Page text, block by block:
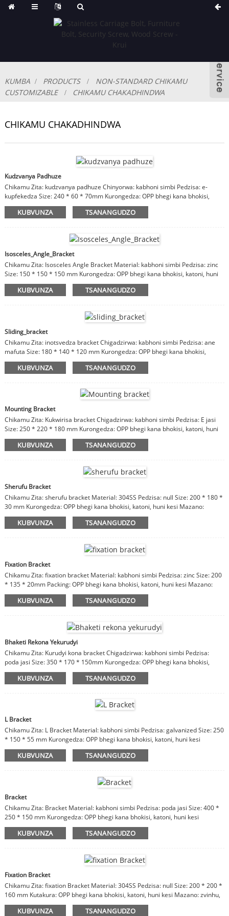
KUMBA PRODUCTS
NON-STANDARD CHIKAMU
CUSTOMIZABLE
CHIKAMU CHAKADHINDWA
CHIKAMU CHAKADHINDWA
Kudzvanya Padhuze
Chikamu Zita: kudzvanya padhuze Chinyorwa: kabhoni simbi Pedzisa: e-
kupfekedza Size: 240 * 60 * 70mm Kurongedza: OPP bhegi kana bhokisi,
katoni, huni kesi Matauriro: zvinhu, kupera, saizi inogoneka.
KUBVUNZA TSANANGUDZO
Isosceles_Angle_Bracket
Chikamu Zita: Isosceles Angle Bracket Material: kabhoni simbi Pedzisa: zinc
Size: 150 * 150 * 150 mm Kurongedza: OPP bhegi kana bhokisi, katoni, huni
kesi Mazano: zvinhu, kupedzisa, saizi inogoneka.
KUBVUNZA TSANANGUDZO
Sliding_bracket
Chikamu Zita: inotsvedza bracket Chigadzirwa: kabhoni simbi Pedzisa: ane
mafuta Size: 180 * 140 * 120 mm Kurongedza: OPP bhegi kana bhokisi,
katoni, huni kesi Mazano: zvinhu, kupera, saizi inogoneka.
KUBVUNZA TSANANGUDZO
Mounting Bracket
Chikamu Zita: Kukwirisa bracket Chigadzirwa: kabhoni simbi Pedzisa: E jasi
Size: 250 * 220 * 180 mm Kurongedza: OPP bhegi kana bhokisi, katoni, huni
kesi Mazano: zvinhu, kupera, saizi inogoneka.
KUBVUNZA TSANANGUDZO
Sherufu Bracket
Chikamu Zita: sherufu bracket Material: 304SS Pedzisa: null Size: 200 * 180 *
30 mm Kurongedza: OPP bhegi kana bhokisi, katoni, huni kesi Mazano:
zvinhu, kupera, saizi inogoneka
KUBVUNZA TSANANGUDZO
Fixation Bracket
Chikamu Zita: fixation bracket Material: kabhoni simbi Pedzisa: zinc Size: 200
* 135 * 20mm Packing: OPP bhegi kana bhokisi, katoni, huni kesi Mazano:
zvinhu, kupedzisa, hukuru hunogoneka.
KUBVUNZA TSANANGUDZO
Bhaketi Rekona Yekurudyi
Chikamu Zita: Kurudyi kona bracket Chigadzirwa: kabhoni simbi Pedzisa:
poda jasi Size: 350 * 170 * 150mm Kurongedza: OPP bhegi kana bhokisi,
katoni, huni kesi Matauriro: zvinhu, kupera, saizi inogoneka.
KUBVUNZA TSANANGUDZO
L Bracket
Chikamu Zita: L Bracket Material: kabhoni simbi Pedzisa: galvanized Size: 250
* 150 * 55 mm Kurongedza: OPP bhegi kana bhokisi, katoni, huni kesi
Matauriro: zvinhu, kupera, saizi inogoneka.
KUBVUNZA TSANANGUDZO
Bracket
Chikamu Zita: Bracket Material: kabhoni simbi Pedzisa: poda jasi Size: 400 *
250 * 150 mm Kurongedza: OPP bhegi kana bhokisi, katoni, huni kesi
Matauriro: zvinhu, kupera, saizi inogoneka.
KUBVUNZA TSANANGUDZO
Fixation Bracket
Chikamu Zita: fixation Bracket Material: 304SS Pedzisa: null Size: 200 * 200 *
160 mm Kutakura: OPP bhegi kana bhokisi, katoni, huni kesi Mazano: zvinhu,
kupera, saizi inogoneka
KUBVUNZA TSANANGUDZO